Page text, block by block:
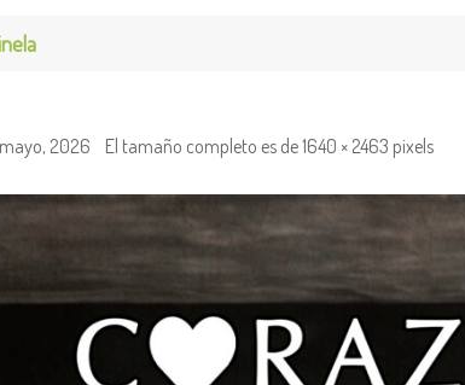
2026 El tamaño completo es de1640 × 2463 pixels